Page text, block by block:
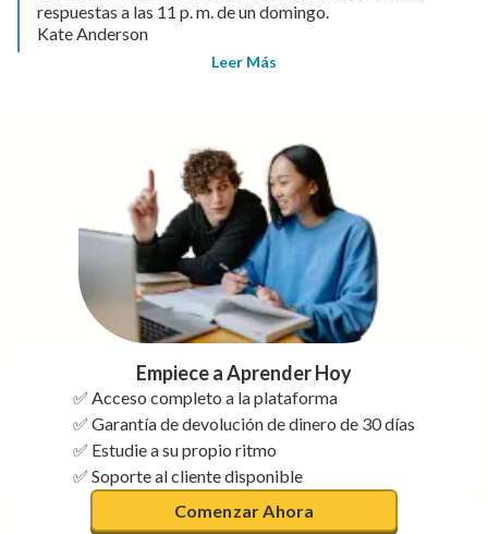
respuestas a las 11 p. m. de un domingo.
Kate Anderson
Leer Más
Empiece a Aprender Hoy
✅ Acceso completo a la plataforma
✅ Garantía de devolución de dinero de 30 días
✅ Estudie a su propio ritmo
✅ Soporte al cliente disponible
Comenzar Ahora